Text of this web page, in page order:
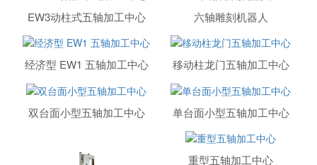
EW3动柱式五轴加工中心 六轴雕刻机器人
经济型 EW1 五轴加工中心 移动柱龙门五轴加工中心
双台面小型五轴加工中心 单台面小型五轴加工中心
重型五轴加工中心